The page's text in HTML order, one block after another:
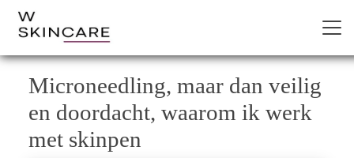
Microneedling, maar dan veilig
en doordacht, waarom ik werk
met skinpen